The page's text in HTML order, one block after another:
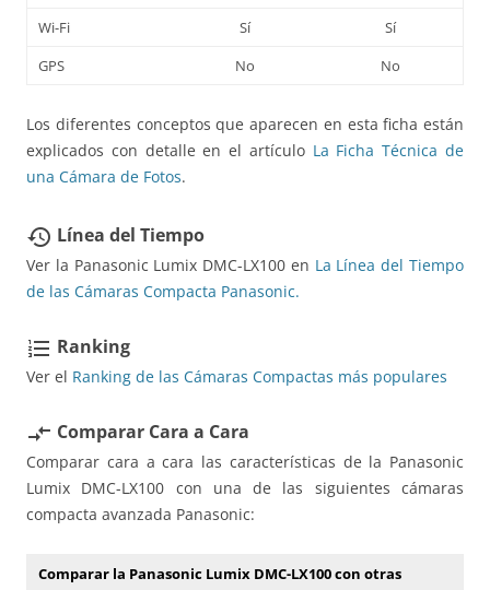
Wi-Fi
Sí
Sí
GPS
No No
Los diferentes conceptos que aparecen en esta ficha están
explicados con detalle en el artículo La Ficha Técnica de
una Cámara de Fotos.
restore Línea del Tiempo
Ver la Panasonic Lumix DMC-LX100 en La Línea del Tiempo
de las Cámaras Compacta Panasonic.
format_list_numbered Ranking
Ver el Ranking de las Cámaras Compactas más populares
compare_arrows Comparar Cara a Cara
Comparar cara a cara las características de la Panasonic
Lumix DMC-LX100 con una de las siguientes cámaras
compacta avanzada Panasonic:
Comparar la Panasonic Lumix DMC-LX100 con otras